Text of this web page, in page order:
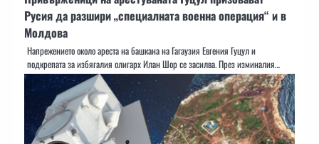
Русия да разшири „специалната военна операция“ и в
Молдова
Напрежението около ареста на башкана на Гагаузия Евгения Гуцул и
подкрепата за избягалия олигарх Илан Шор се засилва. През изминалия…